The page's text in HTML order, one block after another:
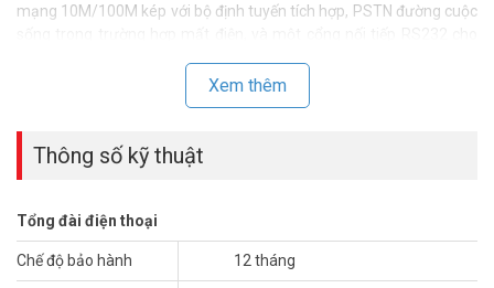
mạng 10M/100M kép với bộ định tuyến tích hợp, PSTN đường cuộc
Cổng giao tiếp VOIP-FXS Grandstream
GXW4232
– 32 cổng FXS
– 1 cổng 10/100 Mbps Ethernet RJ45
nhau)
– Hỗ trợ triệt tiếng vọng (EC)
– Hỗ trợ điện thoại Analog và Analog Trunk.
Xem thêm
Thông số kỹ thuật
Tổng đài điện thoại
Chế độ bảo hành 12 tháng